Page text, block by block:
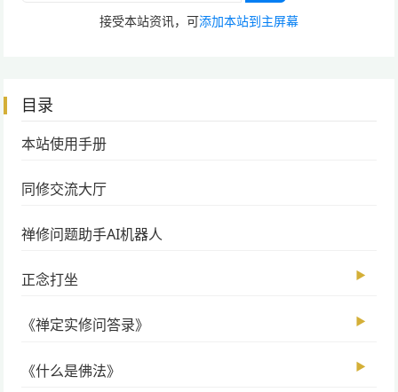
接受本站资讯，可添加本站到主屏幕
目录
本站使用手册
同修交流大厅
禅修问题助手AI机器人
正念打坐 ▶
《禅定实修问答录》 ▶
《什么是佛法》 ▶